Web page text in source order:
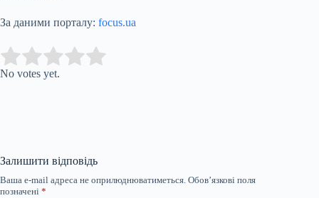
За даними порталу: focus.ua
Rate this item:
No votes yet.
Залишити відповідь
Ваша e-mail адреса не оприлюднюватиметься. Обов’язкові поля
позначені *